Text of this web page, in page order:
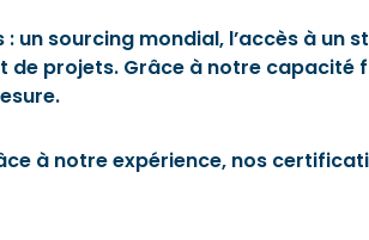
sourcing mondial, l’accès à un
projets. Grâce à notre capacité
à notre expérience, nos